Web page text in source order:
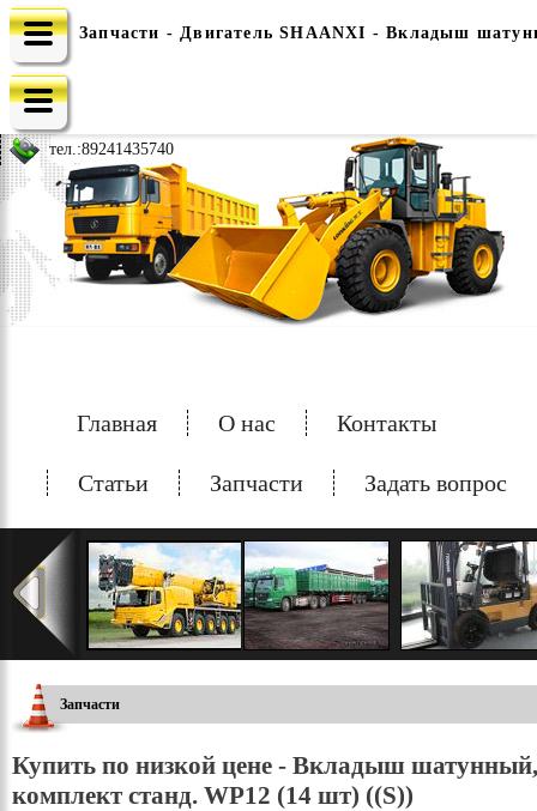
e-mail: china-spec@inbox.ru
тел.:89241435740
Главная О нас Контакты
Статьи Запчасти Задать вопрос
Запчасти
Купить по низкой цене - Вкладыш шатунный,
комплект станд. WP12 (14 шт) ((S))
Запчасти - Двигатель SHAANXI - Вкладыш